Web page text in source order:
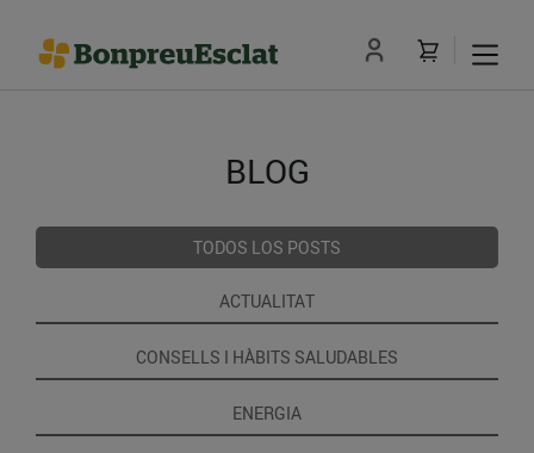
BLOG
TODOS LOS POSTS
ACTUALITAT
CONSELLS I HÀBITS SALUDABLES
ENERGIA